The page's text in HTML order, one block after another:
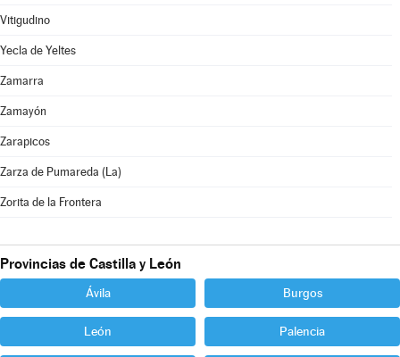
Vitigudino
Yecla de Yeltes
Zamarra
Zamayón
Zarapicos
Zarza de Pumareda (La)
Zorita de la Frontera
Provincias de Castilla y León
Ávila Burgos
León Palencia